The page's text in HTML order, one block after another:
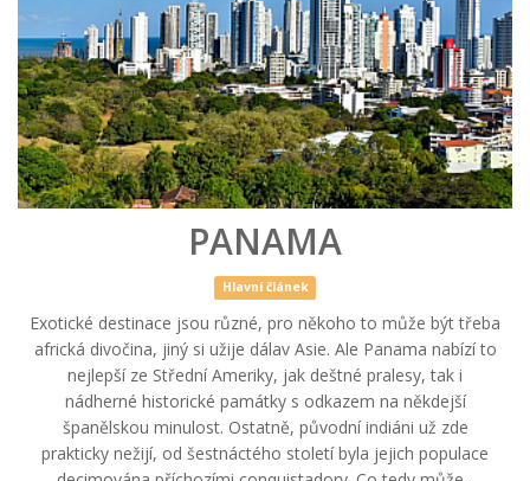
PANAMA
Hlavní článek
Exotické destinace jsou různé, pro někoho to může být třeba
africká divočina, jiný si užije dálav Asie. Ale Panama nabízí to
nejlepší ze Střední Ameriky, jak deštné pralesy, tak i
nádherné historické památky s odkazem na někdejší
španělskou minulost. Ostatně, původní indiáni už zde
prakticky nežijí, od šestnáctého století byla jejich populace